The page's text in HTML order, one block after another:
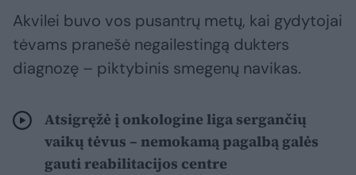
Akvilei buvo vos pusantrų metų, kai gydytojai
tėvams pranešė negailestingą dukters
diagnozę – piktybinis smegenų navikas.
Atsigręžė į onkologine liga sergančių
vaikų tėvus – nemokamą pagalbą galės
gauti reabilitacijos centre